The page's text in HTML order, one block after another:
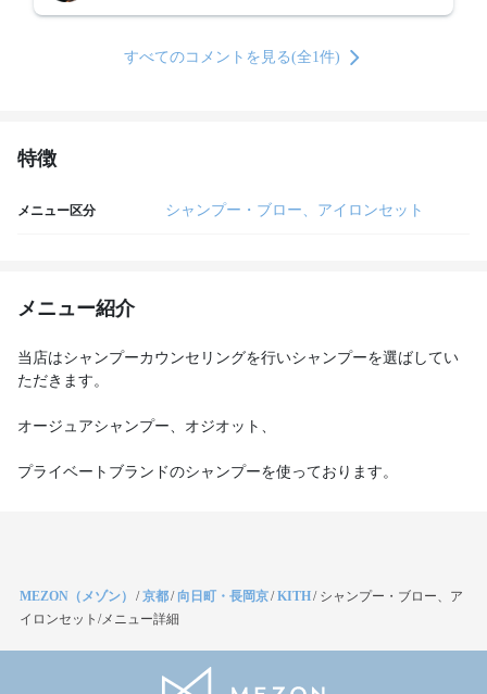
すべてのコメントを見る(全1件)
特徴
メニュー区分 シャンプー・ブロー、アイロンセット
メニュー紹介
当店はシャンプーカウンセリングを行いシャンプーを選ばしてい
ただきます。
オージュアシャンプー、オジオット、
プライベートブランドのシャンプーを使っております。
MEZON（メゾン） /京都/ 向日町・長岡京/KITH/ シャンプー・ブロー、ア
イロンセット/メニュー詳細